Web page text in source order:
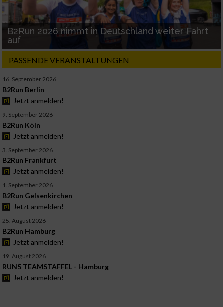
B2Run 2026 nimmt in Deutschland weiter Fahrt
auf
PASSENDE VERANSTALTUNGEN
16. September 2026
B2Run Berlin
Jetzt anmelden!
9. September 2026
B2Run Köln
Jetzt anmelden!
3. September 2026
B2Run Frankfurt
Jetzt anmelden!
1. September 2026
B2Run Gelsenkirchen
Jetzt anmelden!
25. August 2026
B2Run Hamburg
Jetzt anmelden!
19. August 2026
RUN5 TEAMSTAFFEL - Hamburg
Jetzt anmelden!